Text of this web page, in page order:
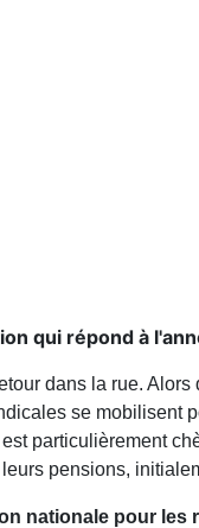
qui répond à
dans la rue.
se mobilisent
particulièrement
pensions,
nationale pour les